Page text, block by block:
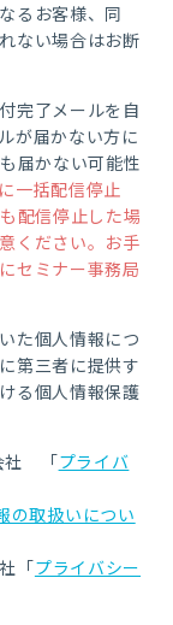
るお客様、同
ない場合はお断
完了メールを自
が届かない方に
届かない可能性
一括配信停止
配信停止した場
ください。お手
セミナー事務局
た個人情報につ
第三者に提供す
る個人情報保護
社 「プライバ
の取扱いについ
「プライバシー